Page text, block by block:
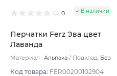
0 В наличии
Перчатки Ferz Эва цвет
Лаванда
Материал : Альпака Подклад: Без
Код товара: FER00200102904